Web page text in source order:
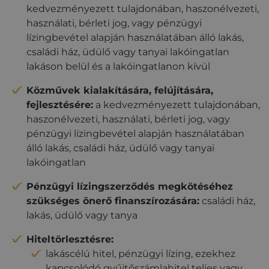
kedvezményezett tulajdonában, haszonélvezeti,
használati, bérleti jog, vagy pénzügyi
lízingbevétel alapján használatában álló lakás,
családi ház, üdülő vagy tanyai lakóingatlan
lakáson belül és a lakóingatlanon kívül
Közművek kialakítására, felújítására,
fejlesztésére: a kedvezményezett tulajdonában,
haszonélvezeti, használati, bérleti jog, vagy
pénzügyi lízingbevétel alapján használatában
álló lakás, családi ház, üdülő vagy tanyai
lakóingatlan
Pénzügyi lízingszerződés megkötéséhez
szükséges önerő finanszírozására: családi ház,
lakás, üdülő vagy tanya
Hiteltörlesztésre:
lakáscélú hitel, pénzügyi lízing, ezekhez
bejelentkezést és a fiókkezelést. A weboldal nem
használható megfelelően az elengedhetetlenül
szükséges sütik nélkül.
Név
Domain
Lejárat Leírás
PHPSESSID
PHP.net
ülés
cookie. Ez egy
azonosító,
amelyet a
felhasználói
általában egy
véletlenszerűen
generált szám,
felhasználásának
hogy a
felhasználó az
oldalak között
Privacy Policy